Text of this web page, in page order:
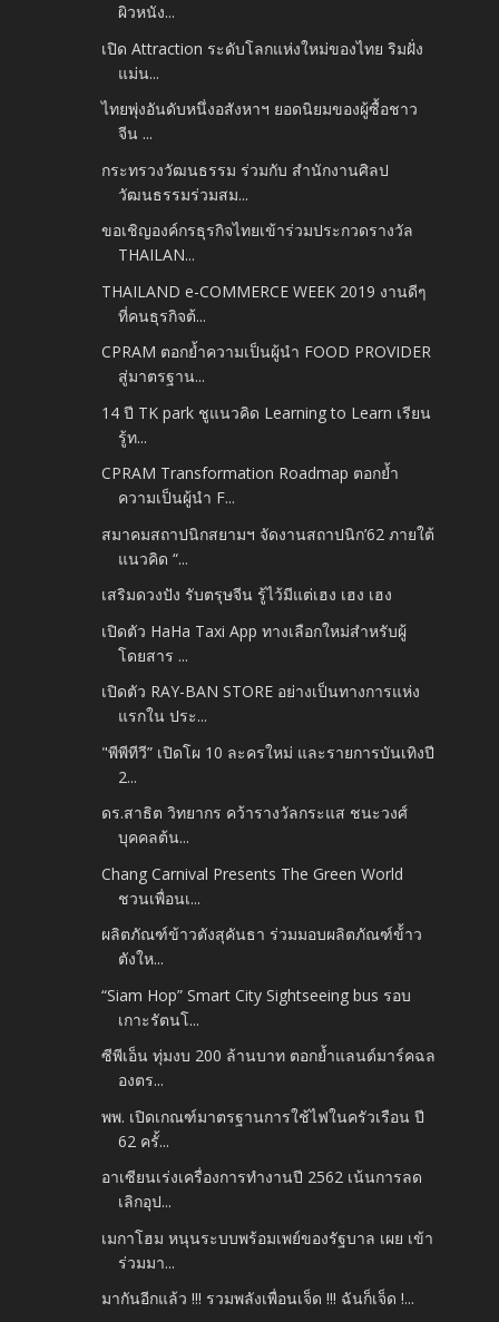
ผิวหนัง...
เปิด Attraction ระดับโลกแห่งใหม่ของไทย ริมฝั่ง
แม่น...
ไทยพุ่งอันดับหนึ่งอสังหาฯ ยอดนิยมของผู้ซื้อชาว
จีน ...
กระทรวงวัฒนธรรม ร่วมกับ สำนักงานศิลป
วัฒนธรรมร่วมสม...
ขอเชิญองค์กรธุรกิจไทยเข้าร่วมประกวดรางวัล
THAILAN...
THAILAND e-COMMERCE WEEK 2019 งานดีๆ
ที่คนธุรกิจต้...
CPRAM ตอกย้ำความเป็นผู้นำ FOOD PROVIDER
สู่มาตรฐาน...
14 ปี TK park ชูแนวคิด Learning to Learn เรียน
รู้ท...
CPRAM Transformation Roadmap ตอกย้ำ
ความเป็นผู้นำ F...
สมาคมสถาปนิกสยามฯ จัดงานสถาปนิก’62 ภายใต้
แนวคิด “...
เสริมดวงปัง รับตรุษจีน รู้ไว้มีแต่เฮง เฮง เฮง
เปิดตัว HaHa Taxi App ทางเลือกใหม่สำหรับผู้
โดยสาร ...
เปิดตัว RAY-BAN STORE อย่างเป็นทางการแห่ง
แรกใน ประ...
"พีพีทีวี” เปิดโผ 10 ละครใหม่ และรายการบันเทิงปี
2...
ดร.สาธิต วิทยากร คว้ารางวัลกระแส ชนะวงศ์
บุคคลต้น...
Chang Carnival Presents The Green World
ชวนเพื่อนเ...
ผลิตภัณฑ์ข้าวตังสุคันธา ร่วมมอบผลิตภัณฑ์ข้้าว
ตังให...
“Siam Hop” Smart City Sightseeing bus รอบ
เกาะรัตนโ...
ซีพีเอ็น ทุ่มงบ 200 ล้านบาท ตอกย้ำแลนด์มาร์คฉล
องตร...
พพ. เปิดเกณฑ์มาตรฐานการใช้ไฟในครัวเรือน ปี
62 ครั้...
อาเซียนเร่งเครื่องการทำงานปี 2562 เน้นการลด
เลิกอุป...
เมกาโฮม หนุนระบบพร้อมเพย์ของรัฐบาล เผย เข้า
ร่วมมา...
มากันอีกแล้ว !!! รวมพลังเพื่อนเจ็ด !!! ฉันก็เจ็ด !...